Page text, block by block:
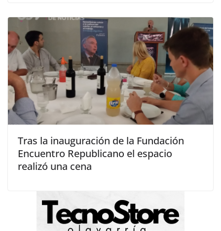
Tras la inauguración de la Fundación
Encuentro Republicano el espacio
realizó una cena